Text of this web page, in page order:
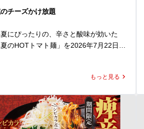
チーズかけ放題
にぴったりの、辛さと酸味が効いた
夏のHOTトマト麺」を2026年7月22日
魁力屋自慢のかえしをあわせたオリジナ
て後を引くピリ辛感が楽しめる、まさに
もってこいな一杯。
ピングには、ピリ辛のフレッシュトマト
もっと見る